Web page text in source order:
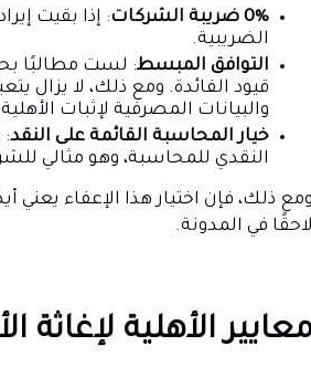
0% ضريبة الشركات
: إذا بقيت
الضريبية.
التوافق المبسط: لست مطالبًا
قيود الفائدة. ومع ذلك، لا يزال
والبيانات المصرفية لإثبات
خيار المحاسبة القائمة على النقد:
النقدي للمحاسبة، وهو مثالي
ومع ذلك، فإن اختيار هذا الإعفاء
لاحقًا في المدونة.
الأهلية لإغاثة